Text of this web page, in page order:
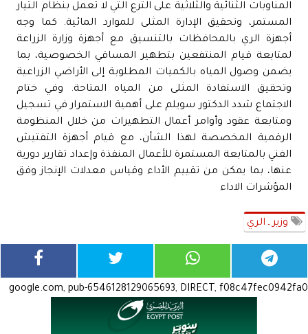
المناوبات الثنائية والثلاثية على الترع التي لا تعمل بنظام التيار
المستمر، وتحقيق الإدارة المثلى للموارد المائية. كما وجه
أجهزة الري بالمحافظات بالتنسيق مع أجهزة وزارة الزراعة
لمتابعة قيام المنتفعين بتطهير المساقي الخصوصية، بما
يضمن وصول المياه بالكميات المطلوبة إلى الأراضي الزراعية
وتحقيق الاستفادة المثلى من المياه المتاحة. وفي ختام
الاجتماع شدد الدكتور سويلم على أهمية الاستمرار في تسجيل
ومتابعة عقود وأوامر أعمال التطهيرات من خلال المنظومة
الرقمية المخصصة لهذا الشأن، مع قيام أجهزة التفتيش
الفني بالمتابعة المستمرة للأعمال المنفذة وإعداد تقارير دورية
عنها، بما يمكن من تقييم الأداء وقياس معدلات الإنجاز وفق
المؤشرات الاداء
وزير ـ الري
google.com, pub-6546128129065693, DIRECT, f08c47fec0942fa0